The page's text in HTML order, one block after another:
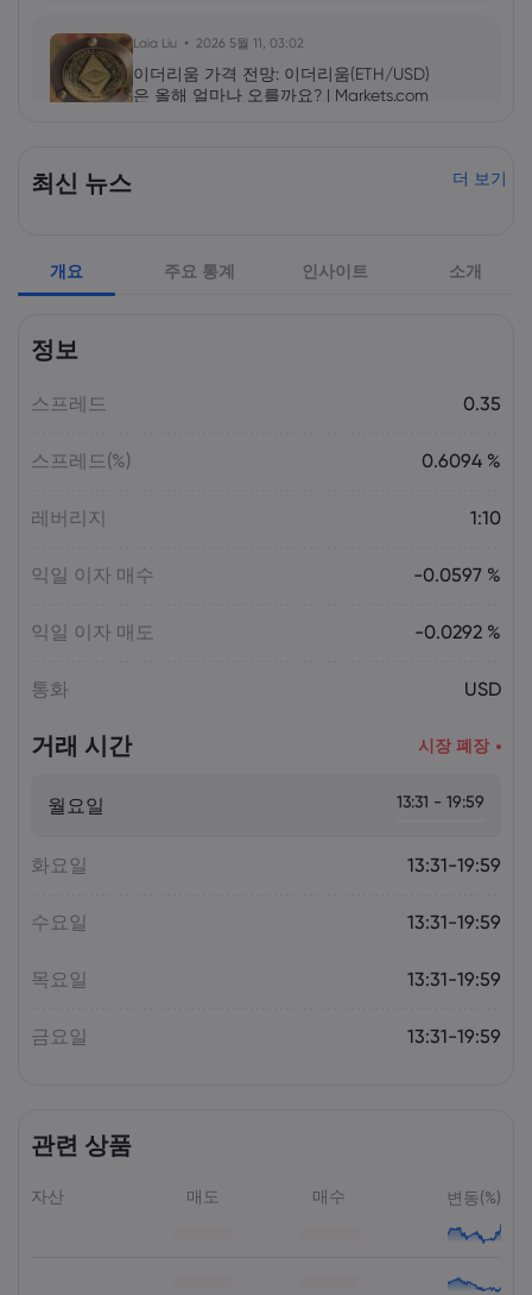
Laia Liu 2026 5월 11, 03:02
이더리움 가격 전망: 이더리움(ETH/USD)
은 올해 얼마나 오를까요? | Markets.com
AI 주식 및 투자 기회: 투자하기 가장 좋은
최신 뉴스 더 보기
개요 주요 통계 인사이트 소개
정보
스프레드 0.35
스프레드(%) 0.6094 %
레버리지 1:10
익일 이자 매수 -0.0597 %
익일 이자 매도 -0.0292 %
통화 USD
거래 시간 시장 폐장
월요일 13:31 - 19:59
화요일 13:31-19:59
수요일 13:31-19:59
목요일 13:31-19:59
금요일 13:31-19:59
관련 상품
자산 매도 매수 변동(%)